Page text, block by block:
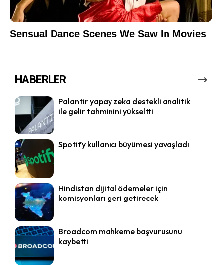
HABERLER
Palantir yapay zeka destekli analitik
ile gelir tahminini yükseltti
Spotify kullanıcı büyümesi yavaşladı
Hindistan dijital ödemeler için
komisyonları geri getirecek
Broadcom mahkeme başvurusunu
kaybetti